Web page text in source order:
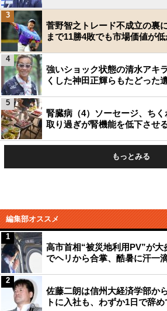
菅野智之トレード不成立の裏
まで11勝4敗でも市場価値が
3
強いショック状態の清水アキ
くした神田正輝らもたどった
4
腎臓病（4）ソーセージ、ち
取り過ぎが腎機能を低下させ
5
もっとみる
編集部オススメ
高市首相“被災地利用PV”が
でヘリから合掌、酷暑に汗一
1
佐藤二朗は信州大経済学部か
トに入社も、わずか1日で辞
2